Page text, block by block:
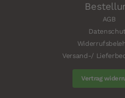
AGB
Versand-/
Vertrag